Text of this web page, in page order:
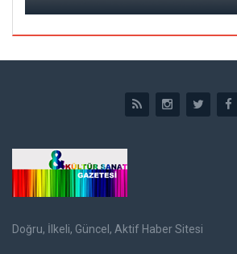
Doğru, İlkeli, Güncel, Aktif Haber Sitesi